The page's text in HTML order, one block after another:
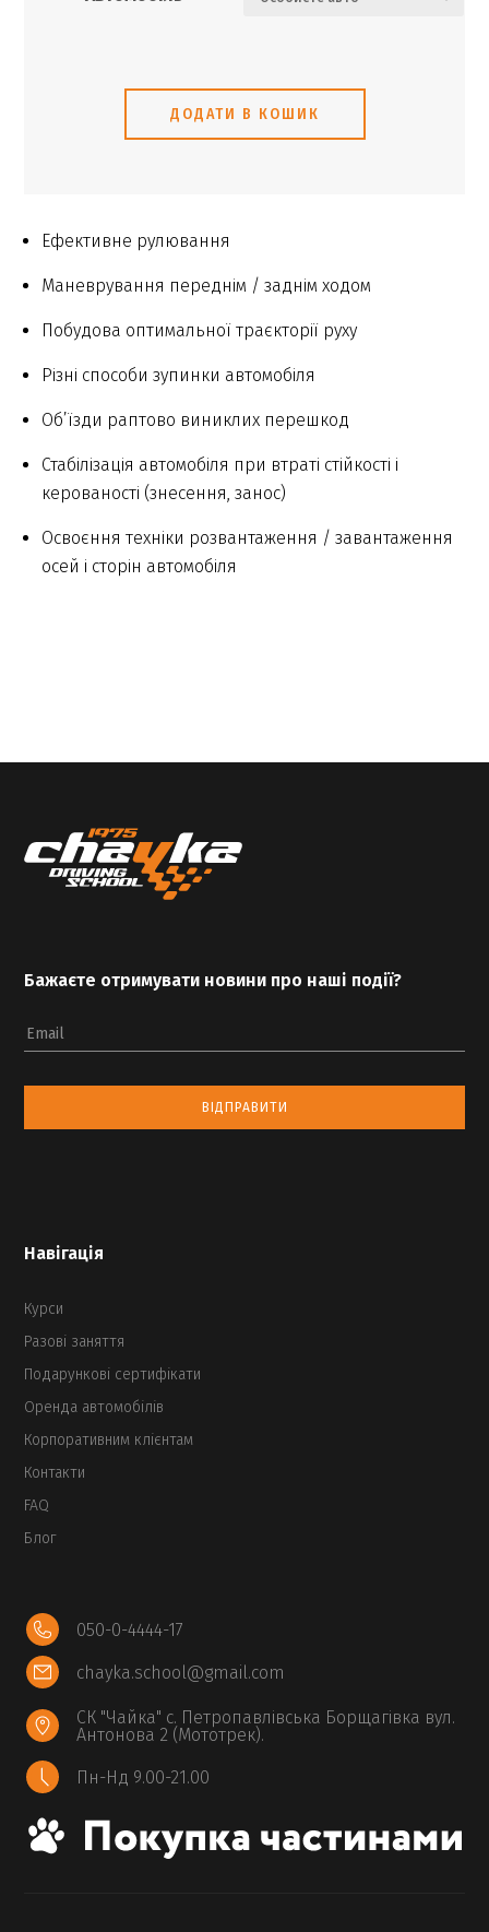
ДОДАТИ В КОШИК
Ефективне рулювання
Маневрування переднім / заднім ходом
Побудова оптимальної траєкторії руху
Різні способи зупинки автомобіля
Об’їзди раптово виниклих перешкод
Стабілізація автомобіля при втраті стійкості і
керованості (знесення, занос)
Освоєння техніки розвантаження / завантаження
осей і сторін автомобіля
Бажаєте отримувати новини про наші події?
Email
ВІДПРАВИТИ
Навігація
Курси
Разові заняття
Подарункові сертифікати
Оренда автомобілів
Корпоративним клієнтам
Контакти
FAQ
Блог
050-0-4444-17
chayka.school@gmail.com
СК "Чайка" с. Петропавлівська Борщагівка вул.
Антонова 2 (Мототрек).
Пн-Нд 9.00-21.00